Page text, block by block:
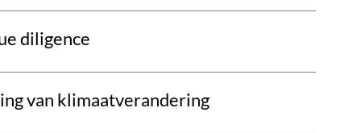
diligence
van klimaatverandering